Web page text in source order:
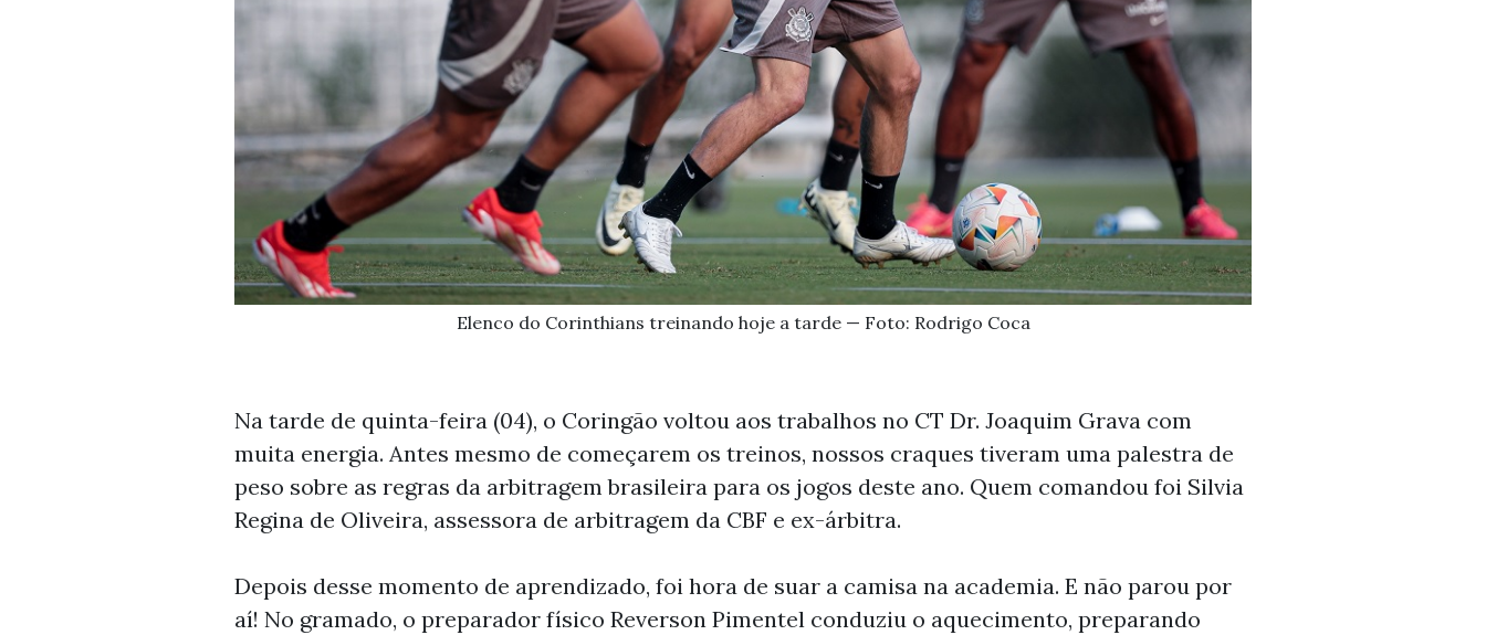
Elenco do Corinthians treinando hoje a tarde — Foto: Rodrigo Coca
Na tarde de quinta-feira (04), o Coringão voltou aos trabalhos no CT Dr. Joaquim Grava com
muita energia. Antes mesmo de começarem os treinos, nossos craques tiveram uma palestra de
peso sobre as regras da arbitragem brasileira para os jogos deste ano. Quem comandou foi Silvia
Regina de Oliveira, assessora de arbitragem da CBF e ex-árbitra.
Depois desse momento de aprendizado, foi hora de suar a camisa na academia. E não parou por
aí! No gramado, o preparador físico Reverson Pimentel conduziu o aquecimento, preparando